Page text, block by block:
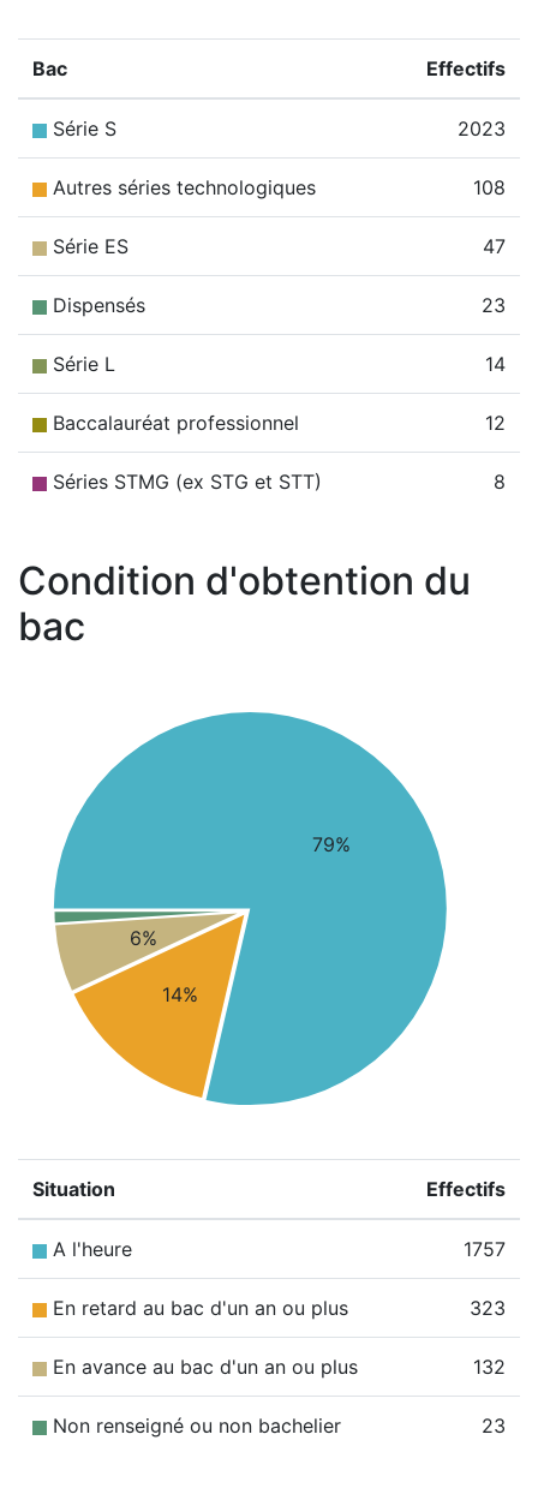
Bac Effectifs
Série S 2023
Autres séries technologiques 108
Série ES 47
Dispensés 23
Série L 14
Baccalauréat professionnel 12
Séries STMG (ex STG et STT) 8
Condition d'obtention du
bac
79%
14%
6%
Situation Effectifs
A l'heure 1757
En retard au bac d'un an ou plus 323
En avance au bac d'un an ou plus 132
Non renseigné ou non bachelier 23